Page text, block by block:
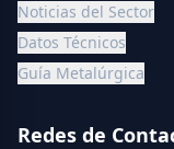
Noticias del Sector
Datos Técnicos
Guía Metalúrgica
Redes de